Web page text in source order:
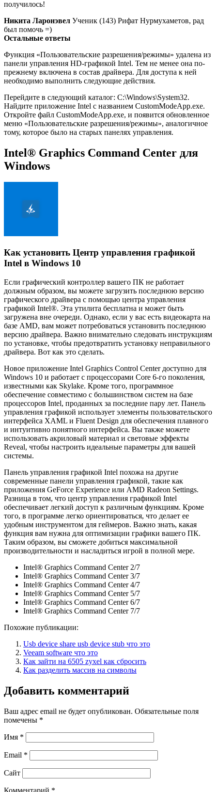
получилось!
Никита Ларонэвел Ученик (143) Рифат Нурмухаметов, рад
был помочь =)
Остальные ответы
Функция «Пользовательские разрешения/режимы» удалена из
панели управления HD-графикой Intel. Тем не менее она по-
прежнему включена в состав драйвера. Для доступа к ней
необходимо выполнить следующие действия.
Перейдите в следующий каталог: C:\Windows\System32.
Найдите приложение Intel с названием CustomModeApp.exe.
Откройте файл CustomModeApp.exe, и появится обновленное
меню «Пользовательские разрешения/режимы», аналогичное
тому, которое было на старых панелях управления.
Intel® Graphics Command Center для
Windows
Как установить Центр управления графикой
Intel в Windows 10
Если графический контроллер вашего ПК не работает
должным образом, вы можете загрузить последнюю версию
графического драйвера с помощью центра управления
графикой Intel®. Эта утилита бесплатна и может быть
загружена вне очереди. Однако, если у вас есть видеокарта на
базе AMD, вам может потребоваться установить последнюю
версию драйвера. Важно внимательно следовать инструкциям
по установке, чтобы предотвратить установку неправильного
драйвера. Вот как это сделать.
Новое приложение Intel Graphics Control Center доступно для
Windows 10 и работает с процессорами Core 6-го поколения,
известными как Skylake. Кроме того, программное
обеспечение совместимо с большинством систем на базе
процессоров Intel, проданных за последние пару лет. Панель
управления графикой использует элементы пользовательского
интерфейса XAML и Fluent Design для обеспечения плавного
и интуитивно понятного интерфейса. Вы также можете
использовать акриловый материал и световые эффекты
Reveal, чтобы настроить идеальные параметры для вашей
системы.
Панель управления графикой Intel похожа на другие
современные панели управления графикой, такие как
приложения GeForce Experience или AMD Radeon Settings.
Разница в том, что центр управления графикой Intel
обеспечивает легкий доступ к различным функциям. Кроме
того, в программе легко ориентироваться, что делает ее
удобным инструментом для геймеров. Важно знать, какая
функция вам нужна для оптимизации графики вашего ПК.
Таким образом, вы сможете добиться максимальной
производительности и насладиться игрой в полной мере.
Intel® Graphics Command Center 2/7
Intel® Graphics Command Center 3/7
Intel® Graphics Command Center 4/7
Intel® Graphics Command Center 5/7
Intel® Graphics Command Center 6/7
Intel® Graphics Command Center 7/7
Похожие публикации:
Usb device share usb device stub что это
Veeam software что это
Как зайти на 6505 zyxel как сбросить
Как разделить массив на символы
Добавить комментарий
Ваш адрес email не будет опубликован. Обязательные поля
помечены *
Имя *
Email *
Сайт
Комментарий *